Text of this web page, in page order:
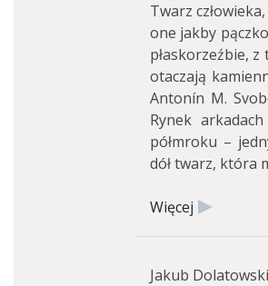
Twarz
one jakby
płaskorzeźbie,
otaczają
Antonín M.
Rynek
półmroku –
dół twarz, która
Więcej
Jakub Dolatowski